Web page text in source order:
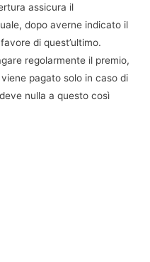
assicura il
dopo averne indicato il
di quest’ultimo.
regolarmente il premio,
pagato solo in caso di
nulla a questo così